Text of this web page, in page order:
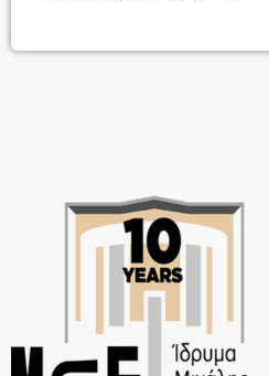
προπολεμικής Γερμανίας Καρλ